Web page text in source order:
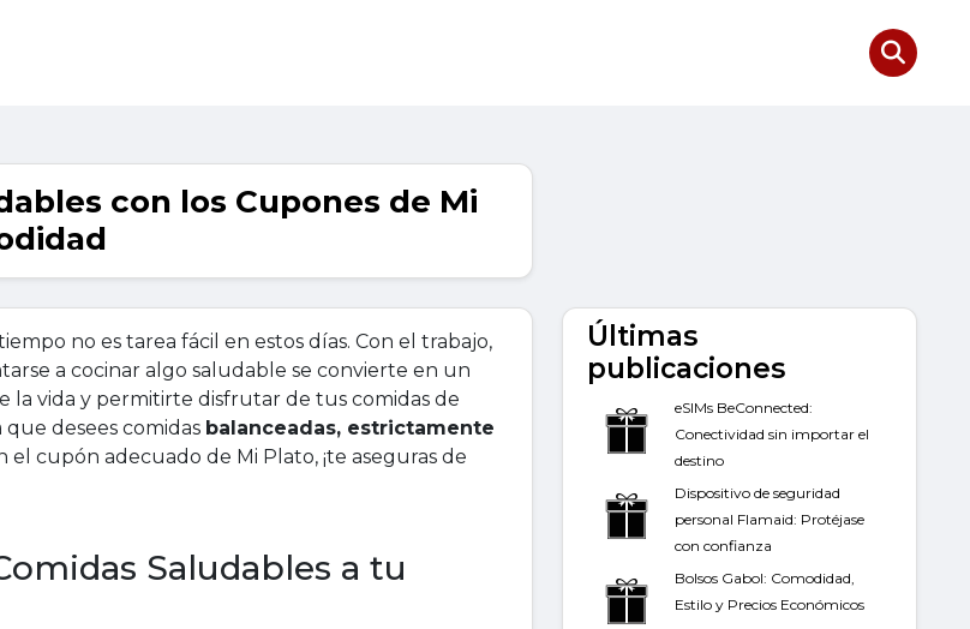
con los Cupones de Mi
no es tarea fácil en estos días. Con el trabajo,
a cocinar algo saludable se convierte en un
la vida y permitirte disfrutar de tus comidas de
que desees comidas balanceadas, estrictamente
el cupón adecuado de Mi Plato, ¡te aseguras de
Saludables a tu
Últimas
publicaciones
eSIMs BeConnected:
Conectividad sin importar el
destino
Dispositivo de seguridad
personal Flamaid: Protéjase
con confianza
Bolsos Gabol: Comodidad,
Estilo y Precios Económicos